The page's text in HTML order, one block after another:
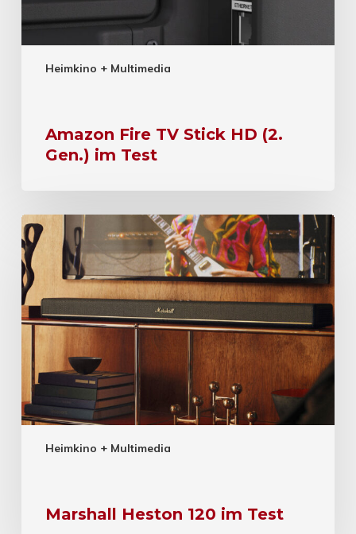
Heimkino + Multimedia
Amazon Fire TV Stick HD (2.
Gen.) im Test
Heimkino + Multimedia
Marshall Heston 120 im Test